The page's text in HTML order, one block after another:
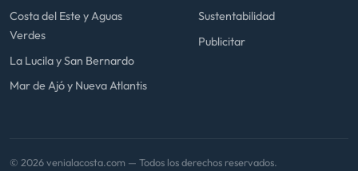
Costa del Este y Aguas
Verdes
La Lucila y San Bernardo
Mar de Ajó y Nueva Atlantis
Sustentabilidad
Publicitar
© 2026 venialacosta.com — Todos los derechos reservados.